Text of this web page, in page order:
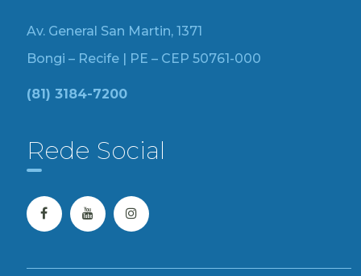
Av. General San Martin, 1371
Bongi – Recife | PE – CEP 50761-000
(81) 3184-7200
Rede Social